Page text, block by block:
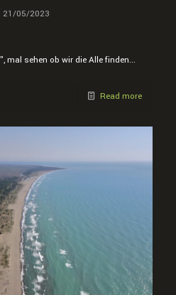
21/05/2023
mal sehen ob wir die Alle finden...
Read more